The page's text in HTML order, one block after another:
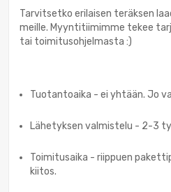
Tarvitsetko erilaisen teräksen
meille. Myyntitiimimme tekee
tai toimitusohjelmasta :)
Tuotantoaika - ei yhtään. Jo
Lähetyksen valmistelu - 2-3
Toimitusaika - riippuen
kiitos.